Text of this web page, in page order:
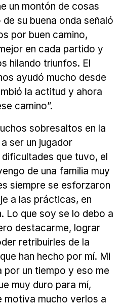
un montón de cosas
su buena onda señaló
por buen camino,
en cada partido y
hilando triunfos. El
ayudó mucho desde
la actitud y ahora
camino”.
sobresaltos en la
ser un jugador
que tuvo, el
de una familia muy
siempre se esforzaron
a las prácticas, en
Lo que soy se lo debo a
destacarme, lograr
retribuirles de la
han hecho por mí. Mi
por un tiempo y eso me
muy duro para mí,
motiva mucho verlos a